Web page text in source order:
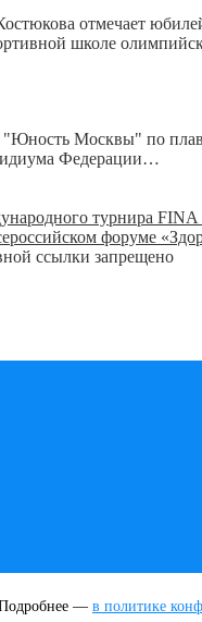
отмечает
школе
Москвы" по
Федерации…
турнира
форуме
ссылки запрещено
Подробнее — в политике